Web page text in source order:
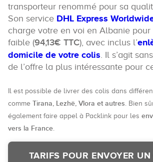
transporteur renommé pour sa
Son service DHL Express
charge votre en voi en Albanie pour
faible (94,13€ TTC), avec inclus l’
domicile de votre colis. Il s’agit
de l’offre la plus intéressante pour
Il est possible de livrer des colis dans
comme Tirana, Lezhë, Vlora et autres. Bien
également faire appel à Packlink pour les
vers la France.
TARIFS POUR ENVOYER UN